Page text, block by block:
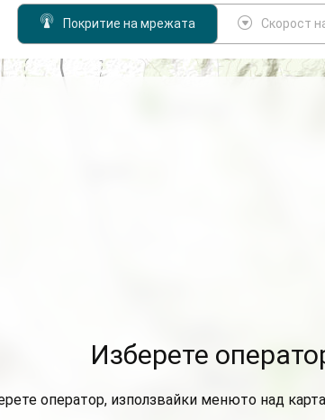
Покритие на мрежата Скорост
Изберете
оператор, използвайки менюто над